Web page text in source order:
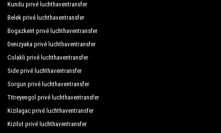
En Vie Beach Boutique Hotel
Enver Bey Resort
Erciyes Hotel
Ergün Hotel
Europa Beach Hotel
Floria Beach Hotel
Kundu privé luchthaventransfer
Belek privé luchthaventransfer
Bogazkent privé luchthaventransfer
Denizyaka privé luchthaventransfer
Colakli privé luchthaventransfer
Side privé luchthaventransfer
Sorgun privé luchthaventransfer
Titreyengol privé luchthaventransfer
Kizilagac privé luchthaventransfer
Kizilot privé luchthaventransfer